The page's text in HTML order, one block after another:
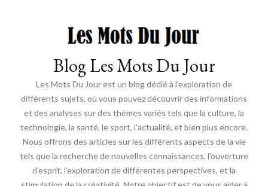
Blog Les Mots Du Jour
Les Mots Du Jour est un blog dédié à l'exploration de
différents sujets, où vous pouvez découvrir des informations
et des analyses sur des thèmes variés tels que la culture, la
technologie, la santé, le sport, l'actualité, et bien plus encore.
Nous offrons des articles sur les différents aspects de la vie
tels que la recherche de nouvelles connaissances, l'ouverture
d'esprit, l'exploration de différentes perspectives, et la